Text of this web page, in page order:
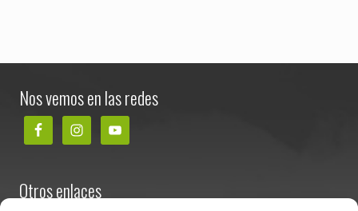
Nos vemos en las redes
Otros enlaces